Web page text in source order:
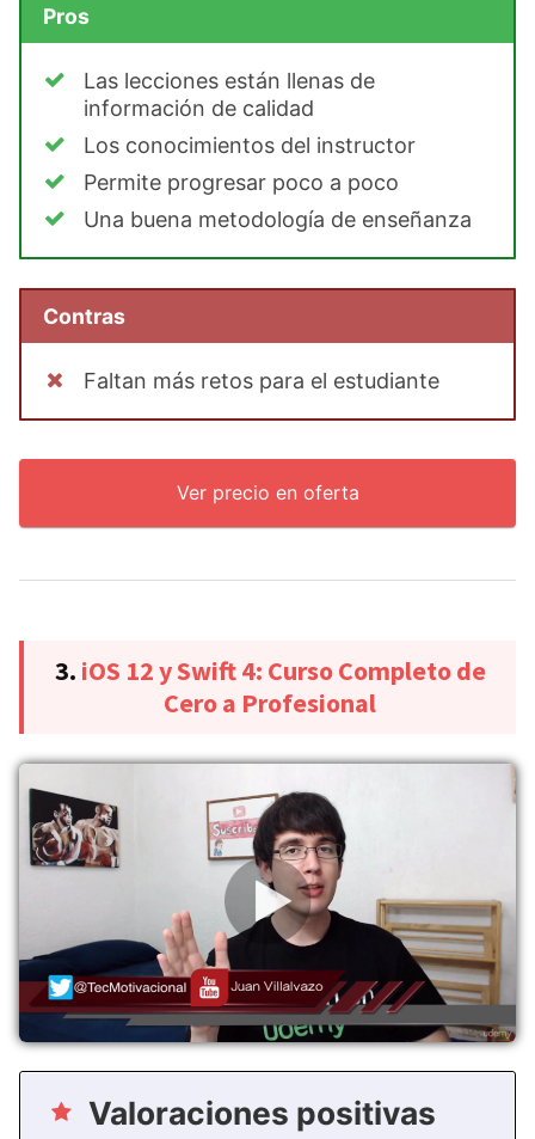
Pros
Las lecciones están llenas de
información de calidad
Los conocimientos del instructor
Permite progresar poco a poco
Una buena metodología de enseñanza
Contras
Faltan más retos para el estudiante
Ver precio en oferta
3. iOS 12 y Swift 4: Curso Completo de
Cero a Profesional
Valoraciones positivas